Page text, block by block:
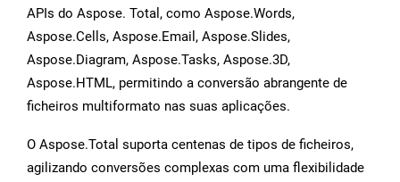
APIs do Aspose. Total, como Aspose.Words,
Aspose.Cells, Aspose.Email, Aspose.Slides,
Aspose.Diagram, Aspose.Tasks, Aspose.3D,
Aspose.HTML, permitindo a conversão abrangente de
ficheiros multiformato nas suas aplicações.
O Aspose.Total suporta centenas de tipos de ficheiros,
agilizando conversões complexas com uma flexibilidade